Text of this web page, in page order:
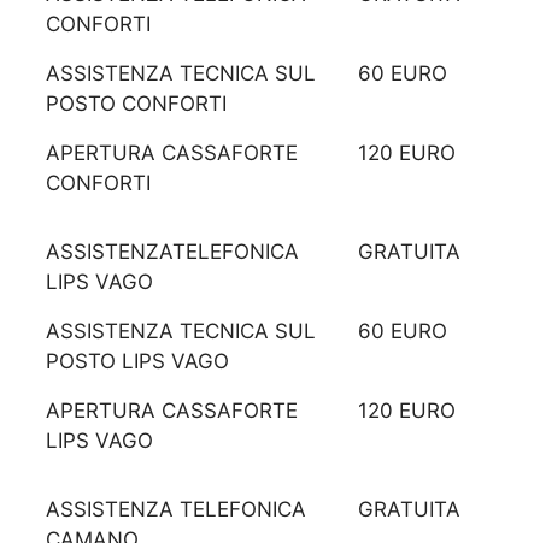
CONFORTI
ASSISTENZA TECNICA SUL
POSTO CONFORTI
60 EURO
APERTURA CASSAFORTE
CONFORTI
120 EURO
ASSISTENZATELEFONICA
LIPS VAGO
GRATUITA
ASSISTENZA TECNICA SUL
POSTO LIPS VAGO
60 EURO
APERTURA CASSAFORTE
LIPS VAGO
120 EURO
ASSISTENZA TELEFONICA
GRATUITA